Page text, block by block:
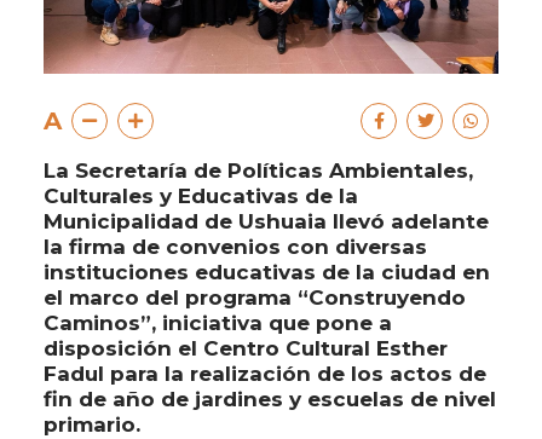
A
La Secretaría de Políticas Ambientales,
Culturales y Educativas de la
Municipalidad de Ushuaia llevó adelante
la firma de convenios con diversas
instituciones educativas de la ciudad en
el marco del programa “Construyendo
Caminos”, iniciativa que pone a
disposición el Centro Cultural Esther
Fadul para la realización de los actos de
fin de año de jardines y escuelas de nivel
primario.